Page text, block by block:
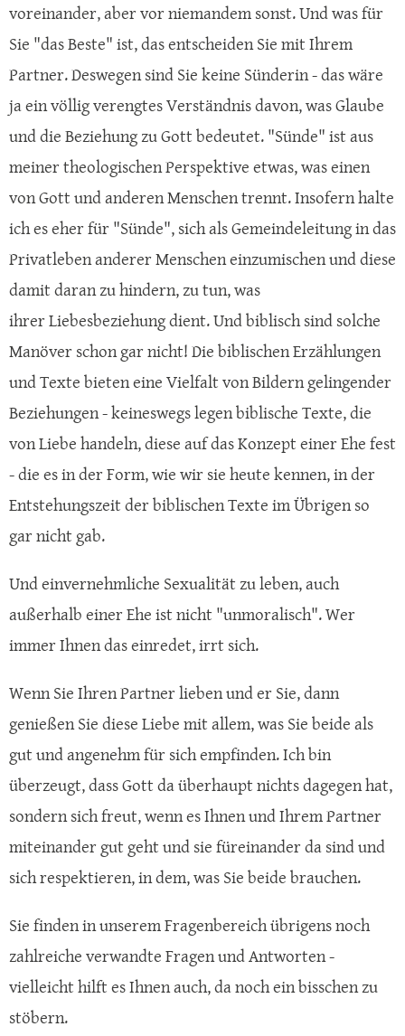
voreinander, aber vor niemandem sonst. Und was für
Sie "das Beste" ist, das entscheiden Sie mit Ihrem
Partner. Deswegen sind Sie keine Sünderin - das wäre
ja ein völlig verengtes Verständnis davon, was Glaube
und die Beziehung zu Gott bedeutet. "Sünde" ist aus
meiner theologischen Perspektive etwas, was einen
von Gott und anderen Menschen trennt. Insofern halte
ich es eher für "Sünde", sich als Gemeindeleitung in das
Privatleben anderer Menschen einzumischen und diese
damit daran zu hindern, zu tun, was
ihrer Liebesbeziehung dient. Und biblisch sind solche
Manöver schon gar nicht! Die biblischen Erzählungen
und Texte bieten eine Vielfalt von Bildern gelingender
Beziehungen - keineswegs legen biblische Texte, die
von Liebe handeln, diese auf das Konzept einer Ehe fest
- die es in der Form, wie wir sie heute kennen, in der
Entstehungszeit der biblischen Texte im Übrigen so
gar nicht gab.
Und einvernehmliche Sexualität zu leben, auch
außerhalb einer Ehe ist nicht "unmoralisch". Wer
immer Ihnen das einredet, irrt sich.
Wenn Sie Ihren Partner lieben und er Sie, dann
genießen Sie diese Liebe mit allem, was Sie beide als
gut und angenehm für sich empfinden. Ich bin
überzeugt, dass Gott da überhaupt nichts dagegen hat,
sondern sich freut, wenn es Ihnen und Ihrem Partner
miteinander gut geht und sie füreinander da sind und
sich respektieren, in dem, was Sie beide brauchen.
Sie finden in unserem Fragenbereich übrigens noch
zahlreiche verwandte Fragen und Antworten -
vielleicht hilft es Ihnen auch, da noch ein bisschen zu
stöbern.